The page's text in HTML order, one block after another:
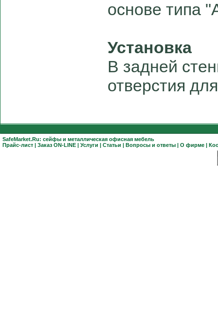
основе типа
Установка
В задней
отверстия
SafeMarket.Ru: сейфы и металлическая офисная мебель
Прайс-лист | Заказ ON-LINE | Услуги | Статьи | Вопросы и ответы | О фирме |